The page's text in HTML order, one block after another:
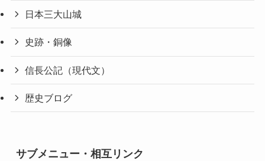
日本三大山城
史跡・銅像
信長公記（現代文）
歴史ブログ
サブメニュー・相互リンク